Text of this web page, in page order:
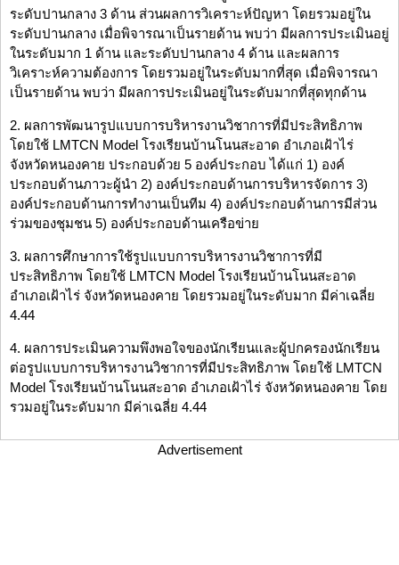
ระดับปานกลาง 3 ด้าน ส่วนผลการวิเคราะห์ปัญหา โดยรวมอยู่ใน
ระดับปานกลาง เมื่อพิจารณาเป็นรายด้าน พบว่า มีผลการประเมินอยู่
ในระดับมาก 1 ด้าน และระดับปานกลาง 4 ด้าน และผลการ
วิเคราะห์ความต้องการ โดยรวมอยู่ในระดับมากที่สุด เมื่อพิจารณา
เป็นรายด้าน พบว่า มีผลการประเมินอยู่ในระดับมากที่สุดทุกด้าน
2. ผลการพัฒนารูปแบบการบริหารงานวิชาการที่มีประสิทธิภาพ
โดยใช้ LMTCN Model โรงเรียนบ้านโนนสะอาด อำเภอเฝ้าไร่
จังหวัดหนองคาย ประกอบด้วย 5 องค์ประกอบ ได้แก่ 1) องค์
ประกอบด้านภาวะผู้นำ 2) องค์ประกอบด้านการบริหารจัดการ 3)
องค์ประกอบด้านการทำงานเป็นทีม 4) องค์ประกอบด้านการมีส่วน
ร่วมของชุมชน 5) องค์ประกอบด้านเครือข่าย
3. ผลการศึกษาการใช้รูปแบบการบริหารงานวิชาการที่มี
ประสิทธิภาพ โดยใช้ LMTCN Model โรงเรียนบ้านโนนสะอาด
อำเภอเฝ้าไร่ จังหวัดหนองคาย โดยรวมอยู่ในระดับมาก มีค่าเฉลี่ย
4.44
4. ผลการประเมินความพึงพอใจของนักเรียนและผู้ปกครองนักเรียน
ต่อรูปแบบการบริหารงานวิชาการที่มีประสิทธิภาพ โดยใช้ LMTCN
Model โรงเรียนบ้านโนนสะอาด อำเภอเฝ้าไร่ จังหวัดหนองคาย โดย
รวมอยู่ในระดับมาก มีค่าเฉลี่ย 4.44
Advertisement